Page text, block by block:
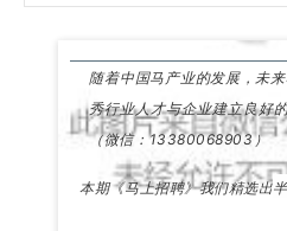
随着中国马产业的发展，未
秀行业人才与企业建立良好
（微信：13380068903）
本期《马上招聘》我们精选出